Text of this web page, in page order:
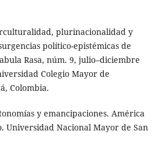
plurinacionalidad y
político-epistémicas de
Rasa, núm. 9, julio–diciembre
Colegio Mayor de
Colombia.
y emancipaciones. América
Universidad Nacional Mayor de San